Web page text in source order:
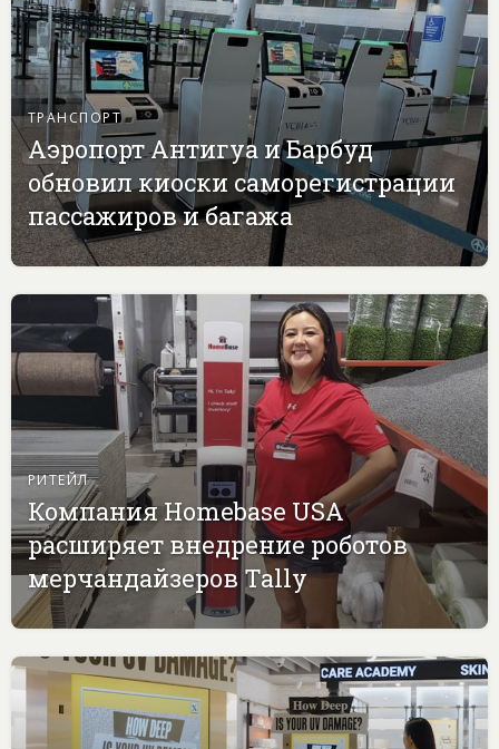
ТРАНСПОРТ
Аэропорт Антигуа и Барбуд
обновил киоски саморегистрации
пассажиров и багажа
РИТЕЙЛ
Компания Homebase USA
расширяет внедрение роботов
мерчандайзеров Tally